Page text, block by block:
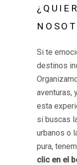
Si te
destinos
aventuras,
esta
si buscas
urbanos o
pura,
clic en el